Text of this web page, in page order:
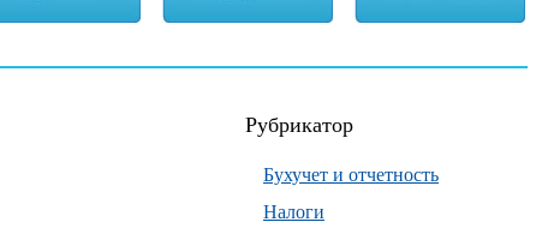
Рубрикатор
Бухучет и отчетность
Налоги